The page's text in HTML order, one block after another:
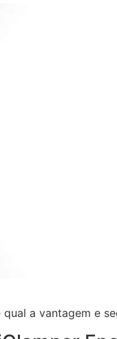
qual a vantagem e